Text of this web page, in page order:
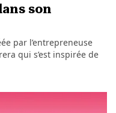
son
par l’entrepreneuse
qui s’est inspirée de